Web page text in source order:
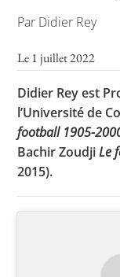
Par Didier Rey
Le 1 juillet 2022
Didier Rey est
l’Université de
football 1905-
Bachir ZoudjiLe
2015).